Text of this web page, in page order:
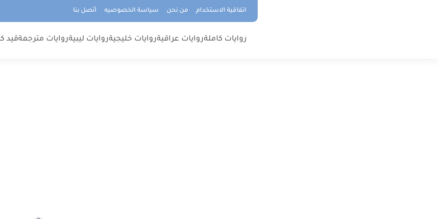
اتفاقية الاستخدام من نحن سياسة الخصوصيه أتصل بنا
روايات كاملةروايات عراقيةروايات خليجيةروايات ليبيةروايات مترجمةقيد